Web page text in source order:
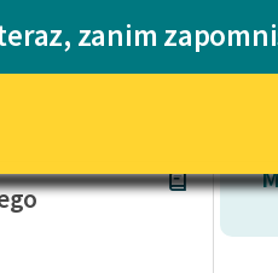
i klasyka
słuchania dla
szkolnych i
słuchania dla
z
Katalog w
zanim